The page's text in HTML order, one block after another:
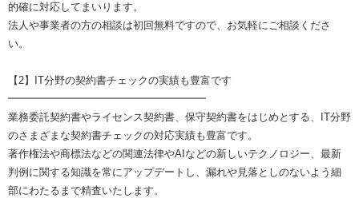
的確に対応してまいります。
法人や事業者の方の相談は初回無料ですので、お気軽にご相談くださ
い。
【2】IT分野の契約書チェックの実績も豊富です
━━━━━━━━━━━━━━━━━━━
業務委託契約書やライセンス契約書、保守契約書をはじめとする、IT分野
のさまざまな契約書チェックの対応実績も豊富です。
著作権法や商標法などの関連法律やAIなどの新しいテクノロジー、最新
判例に関する知識を常にアップデートし、漏れや見落としのないよう細
部にわたるまで精査いたします。